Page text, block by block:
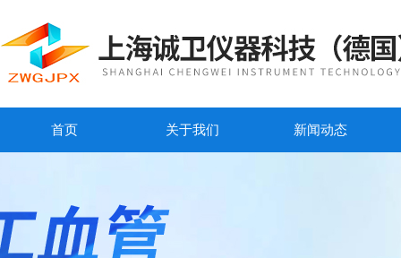
首页 关于我们 新闻动态